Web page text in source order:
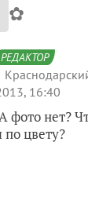
✿
РЕДАКТОР
16:40
фото нет?
по цвету?